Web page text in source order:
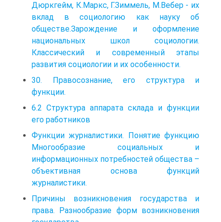
Дюркгейм, К.Маркс, Г.Зиммель, М.Вебер - их
вклад в социологию как науку об
обществе.Зарождение и оформление
национальных школ социологии.
Классический и современный этапы
развития социологии и их особенности.
30. Правосознание, его структура и
функции.
6.2 Структура аппарата склада и функции
его работников
Функции журналистики. Понятие функцию
Многообразие социальных и
информационных потребностей общества –
объективная основа функций
журналистики.
Причины возникновения государства и
права. Разнообразие форм возникновения